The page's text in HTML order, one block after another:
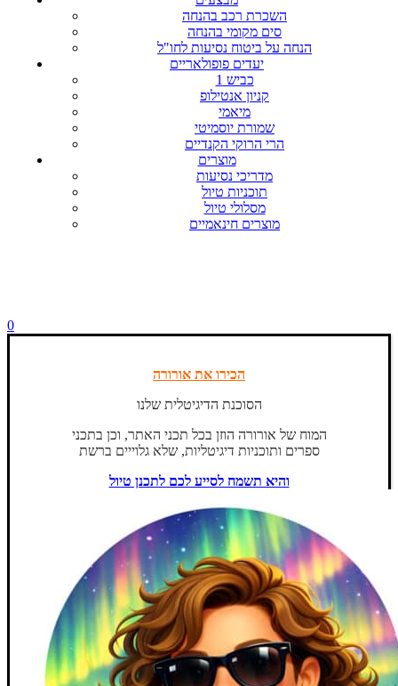
השכרת רכב בהנחה
סים מקומי בהנחה
הנחה על ביטוח נסיעות לחו"ל
יעדים פופולאריים
כביש 1
קניון אנטילופ
מיאמי
שמורת יוסמיטי
הרי הרוקי הקנדיים
מוצרים
מדריכי נסיעות
תוכניות טיול
מסלולי טיול
מוצרים חינאמיים
0
הכירו את אורורה
הסוכנת הדיגיטלית שלנו
המוח של אורורה הוזן בכל תכני האתר, וכן בתכני
ספרים ותוכניות דיגיטליות, שלא גלוייים ברשת
והיא תשמח לסייע לכם לתכנן טיול